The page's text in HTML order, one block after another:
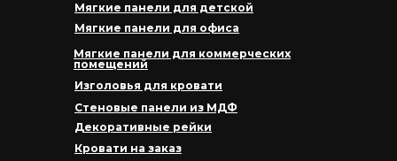
Мягкие панели для коммерческих
помещений
Изголовья для кровати
Стеновые панели из МДФ
Декоративные рейки
Кровати на заказ
Мягкие панели для детской
Мягкие панели для офиса